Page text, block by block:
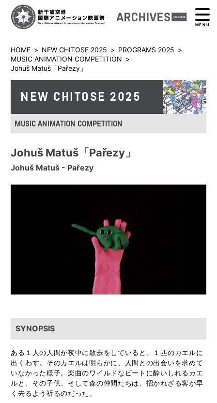
MENU
HOME > NEW CHITOSE 2025 > PROGRAMS 2025 >
MUSIC ANIMATION COMPETITION >
Johuš Matuš「Pařezy」
NEW CHITOSE 2025
MUSIC ANIMATION COMPETITION
Johuš Matuš「Pařezy」
Johuš Matuš - Pařezy
SYNOPSIS
ある１人の人間が夜中に散歩をしていると、１匹のカエルに
出くわす。そのカエルは明らかに、人間との出会いを求めて
いなかった様子。楽曲のワイルドなビートに酔いしれるカエ
ルと、その子供、そして森の仲間たちは、招かれざる客が早
く去るよう祈るのだった。